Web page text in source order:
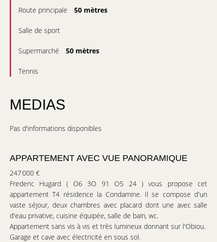
Route principale 50 mètres
Salle de sport
Supermarché 50 mètres
Tennis
MEDIAS
Pas d'informations disponibles
APPARTEMENT AVEC VUE PANORAMIQUE
247 000 €
Frederic Hugard ( O6 3O 91 O5 24 ) vous propose cet
appartement T4 résidence la Condamine. Il se compose d'un
vaste séjour, deux chambres avec placard dont une avec salle
d'eau privative, cuisine équipée, salle de bain, wc.
Appartement sans vis à vis et très lumineux donnant sur l'Obiou.
Garage et cave avec électricité en sous sol.